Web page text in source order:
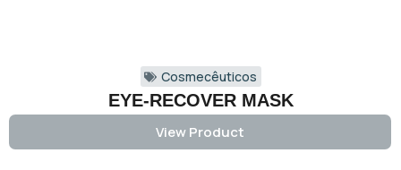
Cosmecêuticos
EYE-RECOVER MASK
View Product